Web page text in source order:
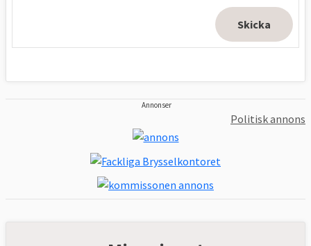
Annonser
Politisk annons